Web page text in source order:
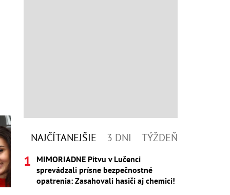
NAJČÍTANEJŠIE 3 DNI TÝŽDEŇ
MIMORIADNE Pitvu v Lučenci
sprevádzali prísne bezpečnostné
opatrenia: Zasahovali hasiči aj chemici!